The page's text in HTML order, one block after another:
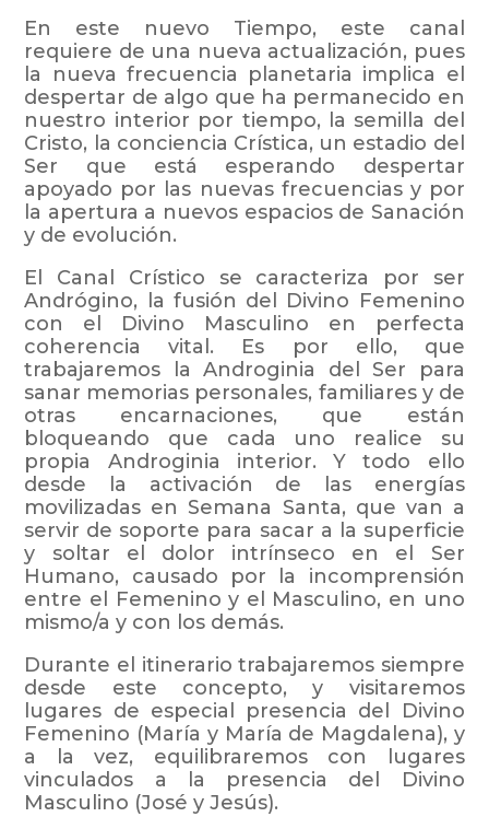
En este nuevo Tiempo, este canal
requiere de una nueva actualización, pues
la nueva frecuencia planetaria implica el
despertar de algo que ha permanecido en
nuestro interior por tiempo, la semilla del
Cristo, la conciencia Crística, un estadio del
Ser que está esperando despertar
apoyado por las nuevas frecuencias y por
la apertura a nuevos espacios de Sanación
y de evolución.
El Canal Crístico se caracteriza por ser
Andrógino, la fusión del Divino Femenino
con el Divino Masculino en perfecta
coherencia vital. Es por ello, que
trabajaremos la Androginia del Ser para
sanar memorias personales, familiares y de
otras encarnaciones, que están
bloqueando que cada uno realice su
propia Androginia interior. Y todo ello
desde la activación de las energías
movilizadas en Semana Santa, que van a
servir de soporte para sacar a la superficie
y soltar el dolor intrínseco en el Ser
Humano, causado por la incomprensión
entre el Femenino y el Masculino, en uno
mismo/a y con los demás.
Durante el itinerario trabajaremos siempre
desde este concepto, y visitaremos
lugares de especial presencia del Divino
Femenino (María y María de Magdalena), y
a la vez, equilibraremos con lugares
vinculados a la presencia del Divino
Masculino (José y Jesús).